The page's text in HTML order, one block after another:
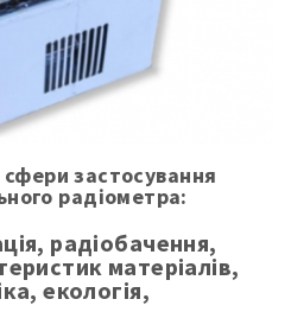
застосування
радіометра:
радіобачення,
матеріалів,
екологія,